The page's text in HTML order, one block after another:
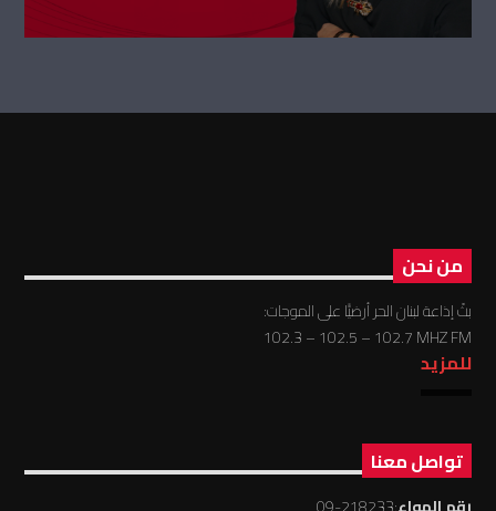
من نحن
بثّ إذاعة لبنان الحر أرضيًّا على الموجات:
102.3 – 102.5 – 102.7 MHZ FM
للمزيد
تواصل معنا